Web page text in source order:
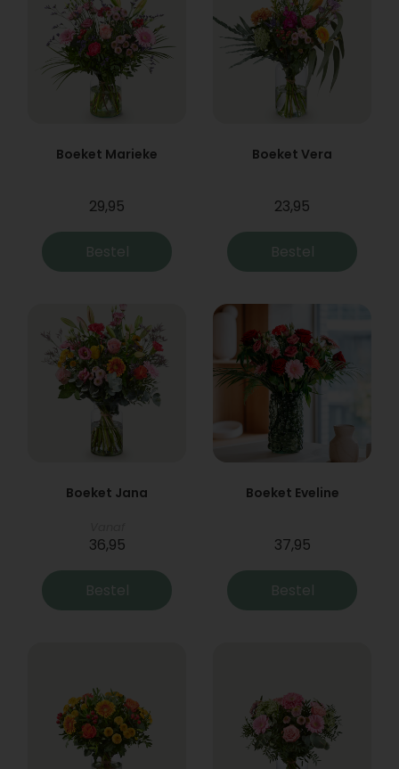
Boeket Marieke
29,95
Bestel
Boeket Vera
23,95
Bestel
Boeket Jana
36,95
Bestel
Boeket Eveline
37,95
Bestel